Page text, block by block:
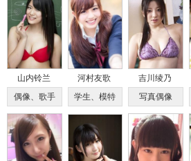
山内铃兰
偶像、歌手
河村友歌
学生、模特
吉川绫乃
写真偶像